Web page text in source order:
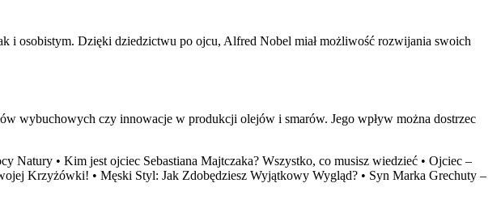
i osobistym. Dzięki dziedzictwu po ojcu, Alfred Nobel miał możliwość rozwijania swoich
wybuchowych czy innowacje w produkcji olejów i smarów. Jego wpływ można dostrzec
Natury • Kim jest ojciec Sebastiana Majtczaka? Wszystko, co musisz wiedzieć • Ojciec –
Krzyżówki! • Męski Styl: Jak Zdobędziesz Wyjątkowy Wygląd? • Syn Marka Grechuty –